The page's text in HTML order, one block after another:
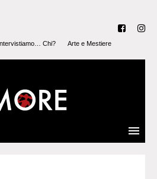
Chi?
Arte e Mestiere